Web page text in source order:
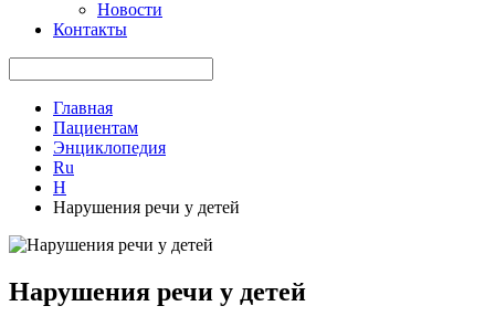
Новости
Контакты
Главная
Пациентам
Энциклопедия
Ru
Н
Нарушения речи у детей
Нарушения речи у детей